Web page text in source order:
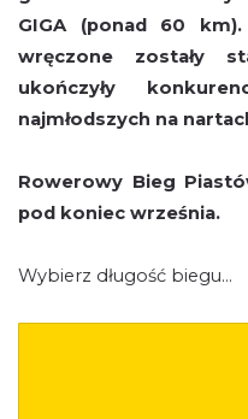
GIGA (ponad 60
wręczone zostały
ukończyły
najmłodszych na
Rowerowy Bieg
pod koniec września.
Wybierz długość biegu...